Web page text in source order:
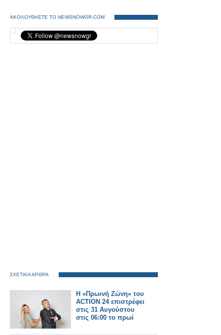
ΑΚΟΛΟΥΘΗΣΤΕ ΤΟ NEWSNOWGR.COM
ΣΧΕΤΙΚΑ ΑΡΘΡΑ
Η «Πρωινή Ζώνη» του
ACTION 24 επιστρέφει
στις 31 Αυγούστου
στις 06:00 το πρωί